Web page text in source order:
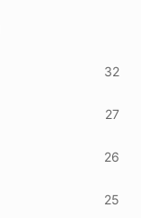
32
27
26
25